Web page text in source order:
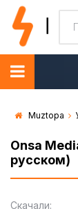
Muztopa
Onsa
русском)
Скачали: